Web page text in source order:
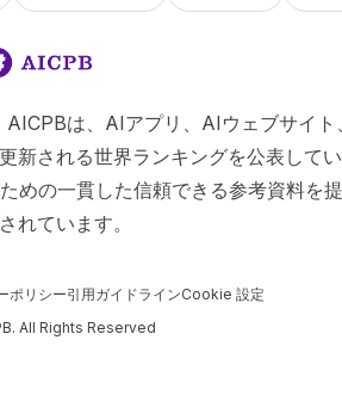
は、AIアプリ、AIウェブサイ
新される世界ランキングを公表して
めの一貫した信頼できる参考資料を
れています。
ポリシー引用ガイドラインCookie 設定
All Rights Reserved